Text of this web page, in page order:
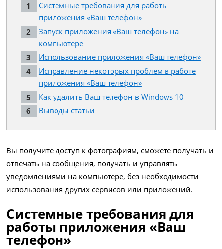
Системные требования для работы
приложения «Ваш телефон»
Запуск приложения «Ваш телефон» на
компьютере
Использование приложения «Ваш телефон»
Исправление некоторых проблем в работе
приложения «Ваш телефон»
Как удалить Ваш телефон в Windows 10
Выводы статьи
Вы получите доступ к фотографиям, сможете получать и
отвечать на сообщения, получать и управлять
уведомлениями на компьютере, без необходимости
использования других сервисов или приложений.
Системные требования для
работы приложения «Ваш
телефон»